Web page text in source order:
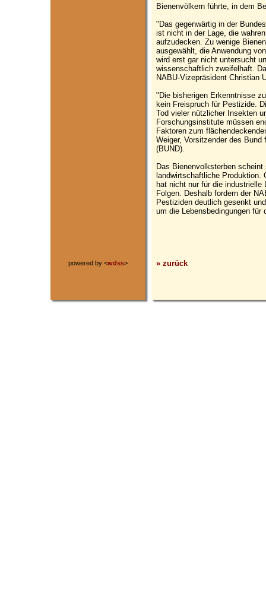
powered by <wdss>
Bienenvölkern führte, in dem
"Das gegenwärtig in der
ist nicht in der Lage, die
aufzudecken. Zu wenige
ausgewählt, die Anwendung
wird erst gar nicht untersucht
wissenschaftlich zweifelhaft.
NABU-Vizepräsident Christian
"Die bisherigen Erkenntnisse
kein Freispruch für Pestizide.
Tod vieler nützlicher Insekten
Forschungsinstitute müssen
Faktoren zum
Weiger, Vorsitzender des
(BUND).
Das Bienenvolksterben
landwirtschaftliche Produktion.
hat nicht nur für die industrielle
Folgen. Deshalb fordern der
Pestiziden deutlich gesenkt
um die Lebensbedingungen
» zurück